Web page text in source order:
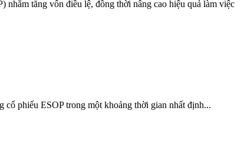
tăng vốn điều lệ, đồng thời nâng cao hiệu quả làm việc
phiếu ESOP trong một khoảng thời gian nhất định...